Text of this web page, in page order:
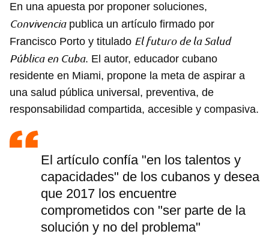
En una apuesta por proponer soluciones,
Convivenciapublica un artículo firmado por
Francisco Porto y titulado El futuro de la Salud
Pública en Cuba. El autor, educador cubano
residente en Miami, propone la meta de aspirar a
una salud pública universal, preventiva, de
responsabilidad compartida, accesible y compasiva.
El artículo confía "en los talentos y
capacidades" de los cubanos y desea
que 2017 los encuentre
comprometidos con "ser parte de la
solución y no del problema"